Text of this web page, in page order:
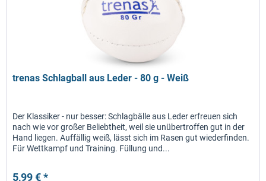
trenas Schlagball aus Leder - 80 g - Weiß
Der Klassiker - nur besser: Schlagbälle aus Leder erfreuen sich
nach wie vor großer Beliebtheit, weil sie unübertroffen gut in der
Hand liegen. Auffällig weiß, lässt sich im Rasen gut wiederfinden.
Für Wettkampf und Training. Füllung und...
5,99 € *